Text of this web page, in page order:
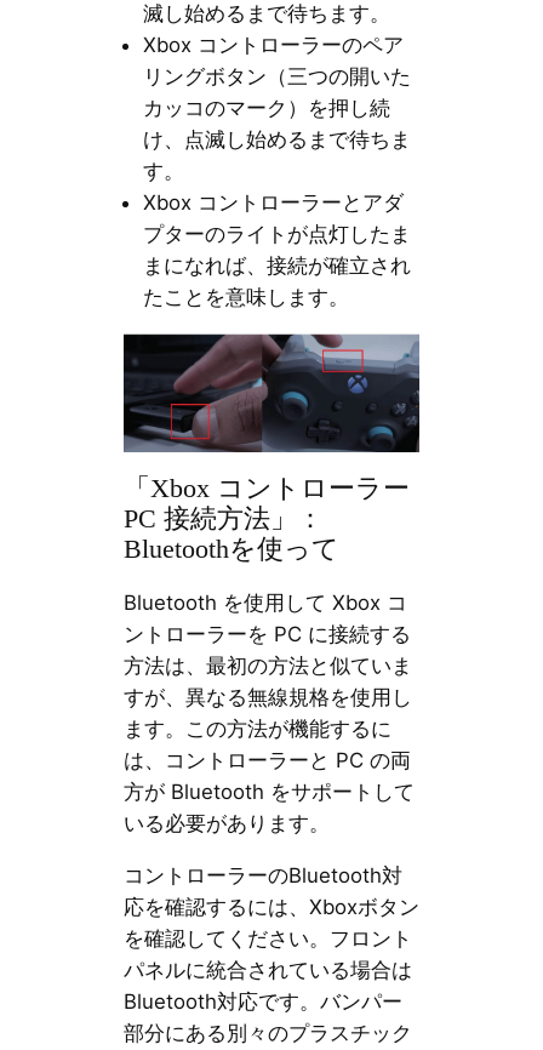
滅し始めるまで待ちます。
Xbox コントローラーのペア
リングボタン（三つの開いた
カッコのマーク）を押し続
け、点滅し始めるまで待ちま
す。
Xbox コントローラーとアダ
プターのライトが点灯したま
まになれば、接続が確立され
たことを意味します。
「Xbox コントローラー
PC 接続方法」：
Bluetoothを使って
Bluetooth を使用して Xbox コ
ントローラーを PC に接続する
方法は、最初の方法と似ていま
すが、異なる無線規格を使用し
ます。この方法が機能するに
は、コントローラーと PC の両
方が Bluetooth をサポートして
いる必要があります。
コントローラーのBluetooth対
応を確認するには、Xboxボタン
を確認してください。フロント
パネルに統合されている場合は
Bluetooth対応です。バンパー
部分にある別々のプラスチック